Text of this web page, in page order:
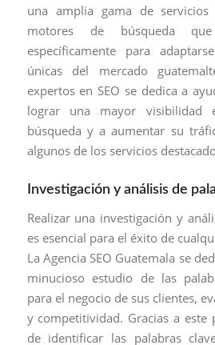
una amplia gama de
motores de búsqueda
específicamente para
únicas del mercado
expertos en SEO se dedica a
lograr una mayor visibilidad
búsqueda y a aumentar su
algunos de los servicios
Investigación y análisis de
Realizar una investigación y
es esencial para el éxito de
La Agencia SEO Guatemala se
minucioso estudio de las
para el negocio de sus clientes,
y competitividad. Gracias a este
de identificar las palabras